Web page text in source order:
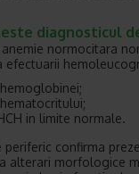
diagnosticul
normocitara
efectuarii
in limite normale.
periferic confirma
alterari morfologice